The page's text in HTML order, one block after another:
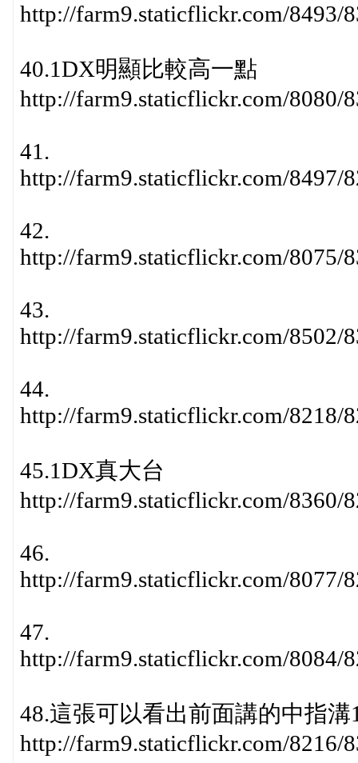
http://farm9.staticflickr.com/8493/
40.1DX明顯比較高一點
http://farm9.staticflickr.com/8080/
41.
http://farm9.staticflickr.com/8497/
42.
http://farm9.staticflickr.com/8075/
43.
http://farm9.staticflickr.com/8502/
44.
http://farm9.staticflickr.com/8218/
45.1DX真大台
http://farm9.staticflickr.com/8360/
46.
http://farm9.staticflickr.com/8077/
47.
http://farm9.staticflickr.com/8084/
48.這張可以看出前面講的中指
http://farm9.staticflickr.com/8216/